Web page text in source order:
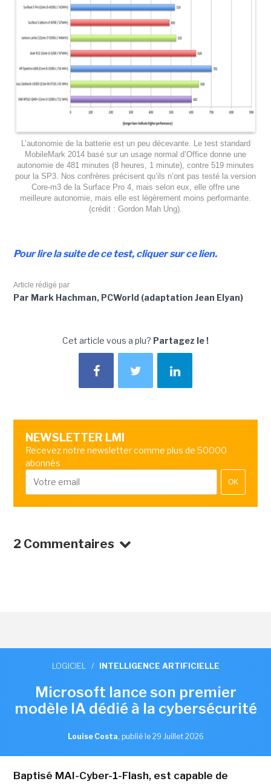
L’autonomie de la batterie est un peu décevante. Le test standard
MobileMark 2014 basé sur un usage normal d’Office donne une
autonomie de 481 minutes (8 heures, 1 minute), contre 519 minutes
pour la SP3. Nos confrères précisent qu’ils n’ont pas testé la version
Core-m3 de la Surface Pro 4, mais selon eux, elle offre une
meilleure autonomie, mais elle est légèrement moins performante.
(crédit : Gordon Mah Ung).
Pour lire la suite de ce test, cliquer sur ce lien.
Article rédigé par
Par Mark Hachman, PCWorld (adaptation Jean Elyan)
Cet article vous a plu? Partagez le !
NEWSLETTER LMI
Recevez notre newsletter comme plus de 50000
abonnés
OK
2 Commentaires
LOGICIEL / INTELLIGENCE ARTIFICIELLE
Microsoft lance son premier
modèle IA dédié à la cybersécurité
Louise Costa, publié le 29 Juillet 2026
Baptisé MAI-Cyber-1-Flash, est capable de